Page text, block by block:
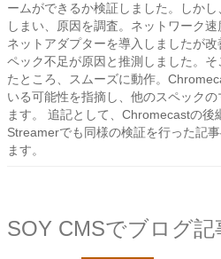
ームができるか検証しました。しか
しまい、原因を調査。ネットワーク
ネットアダプターを導入しましたが
ペック不足が原因と推測しました。
たところ、スムーズに動作。
いる可能性を指摘し、他のスペック
ます。 追記として、Chromecastの後
Streamerでも同様の検証を行った記
ます。